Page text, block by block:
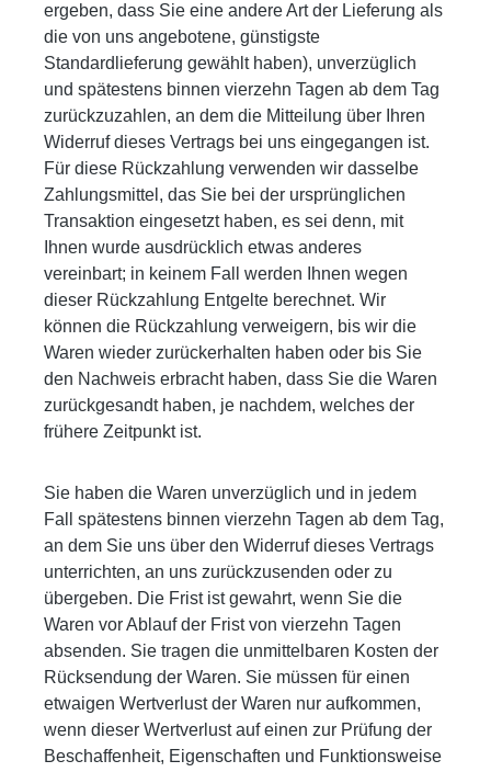
ergeben, dass Sie eine andere Art der Lieferung als
die von uns angebotene, günstigste
Standardlieferung gewählt haben), unverzüglich
und spätestens binnen vierzehn Tagen ab dem Tag
zurückzuzahlen, an dem die Mitteilung über Ihren
Widerruf dieses Vertrags bei uns eingegangen ist.
Für diese Rückzahlung verwenden wir dasselbe
Zahlungsmittel, das Sie bei der ursprünglichen
Transaktion eingesetzt haben, es sei denn, mit
Ihnen wurde ausdrücklich etwas anderes
vereinbart; in keinem Fall werden Ihnen wegen
dieser Rückzahlung Entgelte berechnet. Wir
können die Rückzahlung verweigern, bis wir die
Waren wieder zurückerhalten haben oder bis Sie
den Nachweis erbracht haben, dass Sie die Waren
zurückgesandt haben, je nachdem, welches der
frühere Zeitpunkt ist.
Sie haben die Waren unverzüglich und in jedem
Fall spätestens binnen vierzehn Tagen ab dem Tag,
an dem Sie uns über den Widerruf dieses Vertrags
unterrichten, an uns zurückzusenden oder zu
übergeben. Die Frist ist gewahrt, wenn Sie die
Waren vor Ablauf der Frist von vierzehn Tagen
absenden. Sie tragen die unmittelbaren Kosten der
Rücksendung der Waren. Sie müssen für einen
etwaigen Wertverlust der Waren nur aufkommen,
wenn dieser Wertverlust auf einen zur Prüfung der
Beschaffenheit, Eigenschaften und Funktionsweise